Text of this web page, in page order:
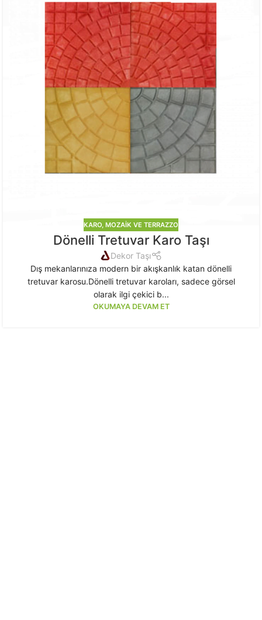
KARO, MOZAIK VE TERRAZZO
Dönelli Tretuvar Karo Taşı
Dekor Taşı
Dış mekanlarınıza modern bir akışkanlık katan dönelli
tretuvar karosu.Dönelli tretuvar karoları, sadece görsel
olarak ilgi çekici b...
OKUMAYA DEVAM ET